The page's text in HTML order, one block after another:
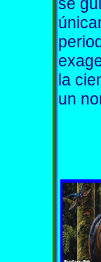
la
un